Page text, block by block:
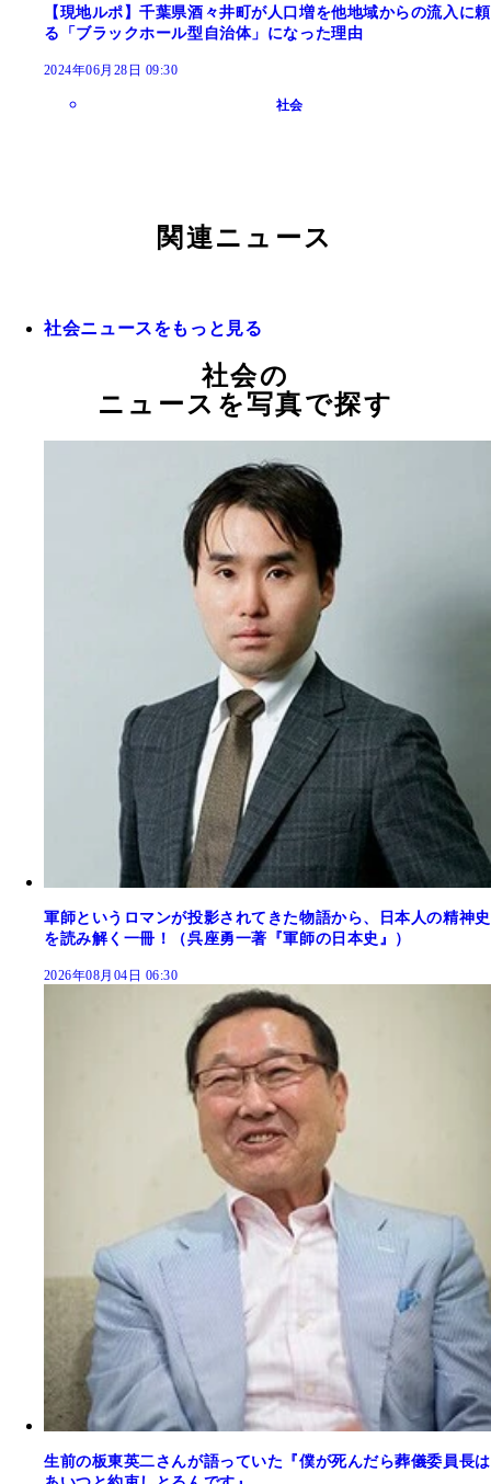
【現地ルポ】千葉県酒々井町が人口増を他地域からの流入に頼
る「ブラックホール型自治体」になった理由
2024年06月28日 09:30
社会
関連ニュース
社会ニュースをもっと見る
社会の
ニュースを写真で探す
軍師というロマンが投影されてきた物語から、日本人の精神史
を読み解く一冊！（呉座勇一著『軍師の日本史』）
2026年08月04日 06:30
生前の板東英二さんが語っていた『僕が死んだら葬儀委員長は